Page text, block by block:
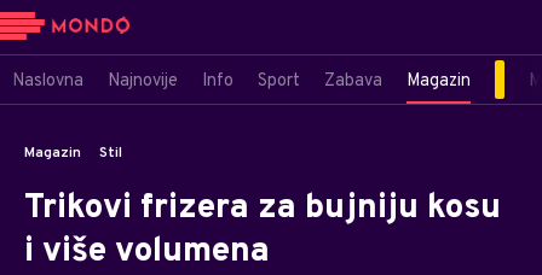
Naslovna Najnovije Info Sport Zabava Magazin
Magazin Stil
Trikovi frizera za bujniju kosu
i više volumena